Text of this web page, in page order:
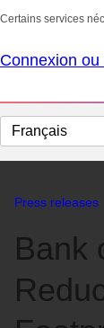
Certains services
Connexion
Changer
la
Press releases
Bank